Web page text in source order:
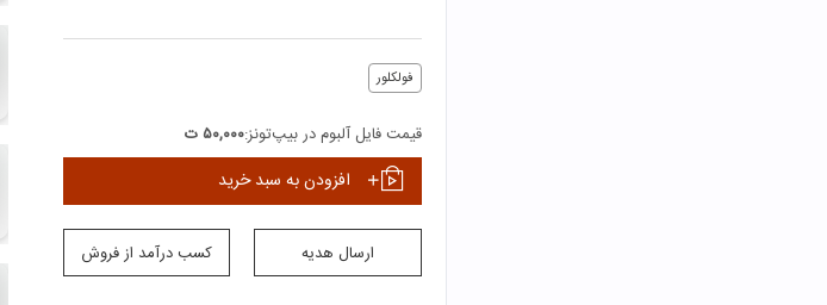
فولکلور
قیمت فایل آلبوم در بیپ‌تونز:۵۰,۰۰۰ ت
افزودن به سبد خرید
ارسال هدیه کسب درآمد از فروش